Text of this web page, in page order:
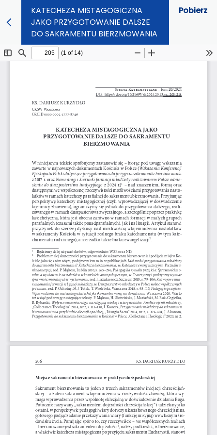
KATECHEZA MISTAGOGICZNA
JAKO PRZYGOTOWANIE DALSZE
DO SAKRAMENTU BIERZMOWANIA
Pobierz